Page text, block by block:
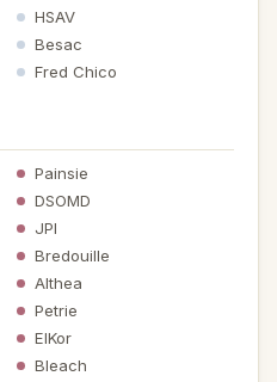
HSAV
Besac
Fred Chico
Painsie
DSOMD
JPI
Bredouille
Althea
Petrie
ElKor
Bleach